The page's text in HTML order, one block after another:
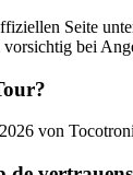
Seite
bei
von